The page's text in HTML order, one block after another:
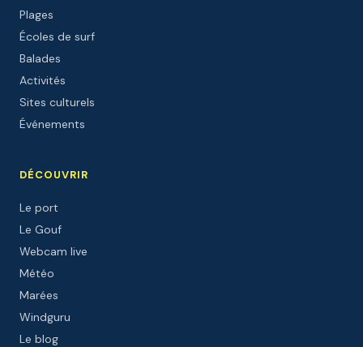
Plages
Écoles de surf
Balades
Activités
Sites culturels
Événements
DÉCOUVRIR
Le port
Le Gouf
Webcam live
Météo
Marées
Windguru
Le blog